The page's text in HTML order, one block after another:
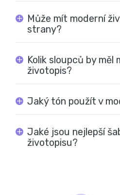
Může mít moderní
strany?
Kolik sloupců by měl
životopis?
Jaký tón použít v
Jaké jsou nejlepší
životopisu?